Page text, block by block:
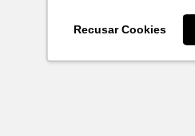
Recusar Cookies